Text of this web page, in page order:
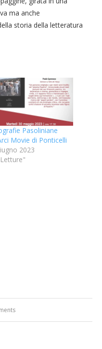
ma anche
storia della letteratura
Pasoliniane
Movie di Ponticelli
2023